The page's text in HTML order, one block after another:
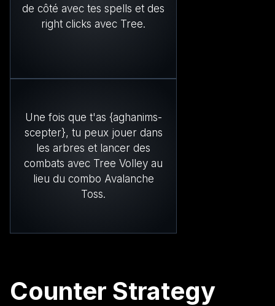
de côté avec tes spells et des
right clicks avec Tree.
Une fois que t'as {aghanims-
scepter}, tu peux jouer dans
les arbres et lancer des
combats avec Tree Volley au
lieu du combo Avalanche
Toss.
Counter Strategy